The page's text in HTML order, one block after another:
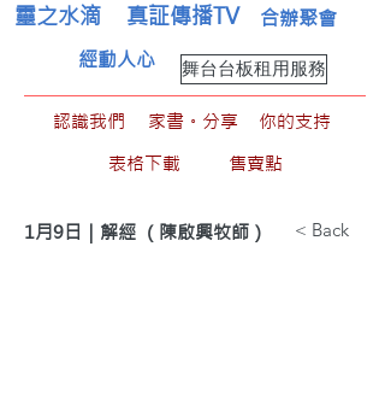
靈之水滴 真証傳播TV 合辦聚會
舞台台板租用服務
經動人心
認識我們 家書。分享
你的支持
表格下載
售賣點
1月9日｜解經 （陳啟興牧師） < Back